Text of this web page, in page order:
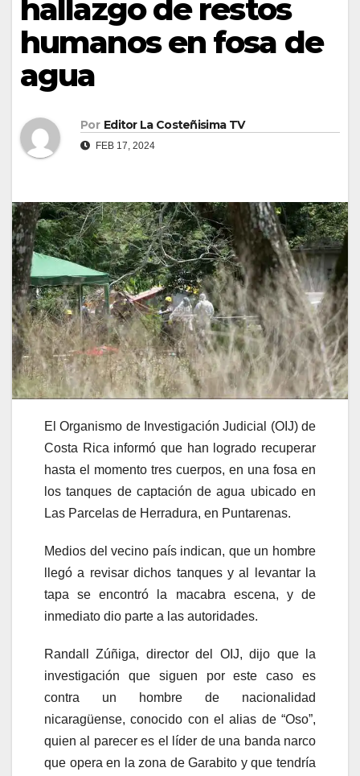
hallazgo de restos
humanos en fosa de
agua
Por Editor La Costeñisima TV
FEB 17, 2024
El Organismo de Investigación Judicial (OIJ) de
Costa Rica informó que han logrado recuperar
hasta el momento tres cuerpos, en una fosa en
los tanques de captación de agua ubicado en
Las Parcelas de Herradura, en Puntarenas.
Medios del vecino país indican, que un hombre
llegó a revisar dichos tanques y al levantar la
tapa se encontró la macabra escena, y de
inmediato dio parte a las autoridades.
Randall Zúñiga, director del OIJ, dijo que la
investigación que siguen por este caso es
contra un hombre de nacionalidad
nicaragüense, conocido con el alias de “Oso”,
quien al parecer es el líder de una banda narco
que opera en la zona de Garabito y que tendría